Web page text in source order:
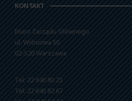
KONTAKT
Biuro Zarządu Głównego
ul. Wiśniowa 50
02-520 Warszawa
Tel: 22 640 80 23
Tel: 22 640 82 67